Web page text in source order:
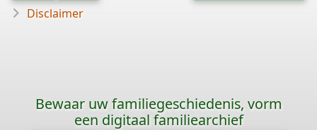
Disclaimer
Bewaar uw familiegeschiedenis, vorm
een digitaal familiearchief